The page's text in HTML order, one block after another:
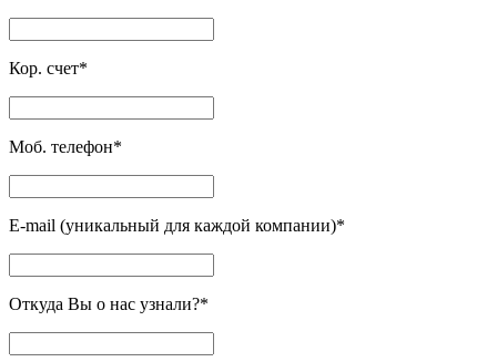
Кор. счет*
Моб. телефон*
E-mail (уникальный для каждой компании)*
Откуда Вы о нас узнали?*